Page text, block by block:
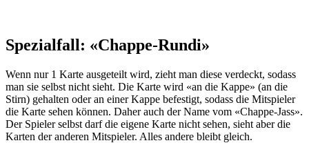
Spezialfall: «Chappe-Rundi»
Wenn nur 1 Karte ausgeteilt wird, zieht man diese verdeckt, sodass
man sie selbst nicht sieht. Die Karte wird «an die Kappe» (an die
Stirn) gehalten oder an einer Kappe befestigt, sodass die Mitspieler
die Karte sehen können. Daher auch der Name vom «Chappe-Jass».
Der Spieler selbst darf die eigene Karte nicht sehen, sieht aber die
Karten der anderen Mitspieler. Alles andere bleibt gleich.